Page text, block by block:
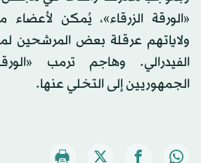
«الورقة الزرقاء»، يُمكن
ولاياتهم عرقلة بعض المرشحين
الفيدرالي. وهاجم ترمب
الجمهوريين إلى التخلي عنها.